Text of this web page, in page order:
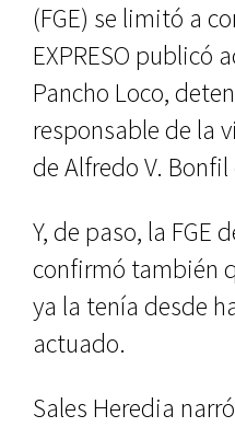
(FGE) se limitó a
EXPRESO publicó
Pancho Loco,
responsable de la
de Alfredo V.
Y, de paso, la FGE
confirmó también
ya la tenía desde
actuado.
Sales Heredia